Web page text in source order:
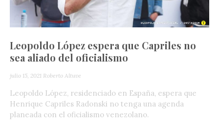
Leopoldo López espera que Capriles no
sea aliado del oficialismo
julio 15, 2021 Roberto Altuve
Leopoldo López, residenciado en España, espera que
Henrique Capriles Radonski no tenga una agenda
planeada con el oficialismo venezolano.